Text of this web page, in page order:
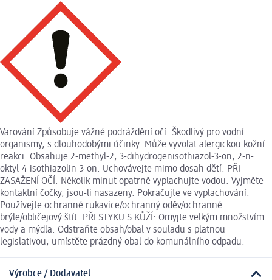
Varování Způsobuje vážné podráždění očí. Škodlivý pro vodní
organismy, s dlouhodobými účinky. Může vyvolat alergickou kožní
reakci. Obsahuje 2-methyl-2, 3-dihydrogenisothiazol-3-on, 2-n-
oktyl-4-isothiazolin-3-on. Uchovávejte mimo dosah dětí. PŘI
ZASAŽENÍ OČÍ: Několik minut opatrně vyplachujte vodou. Vyjměte
kontaktní čočky, jsou-li nasazeny. Pokračujte ve vyplachování.
Používejte ochranné rukavice/ochranný oděv/ochranné
brýle/obličejový štít. PŘI STYKU S KŮŽÍ: Omyjte velkým množstvím
vody a mýdla. Odstraňte obsah/obal v souladu s platnou
legislativou, umístěte prázdný obal do komunálního odpadu.
Výrobce / Dodavatel